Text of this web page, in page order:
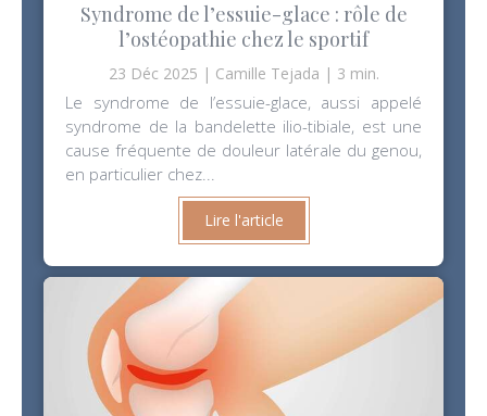
Syndrome de l’essuie-glace : rôle de
l’ostéopathie chez le sportif
23 Déc 2025 Camille Tejada 3 min.
Le syndrome de l’essuie-glace, aussi appelé
syndrome de la bandelette ilio-tibiale, est une
cause fréquente de douleur latérale du genou,
en particulier chez...
Lire l'article